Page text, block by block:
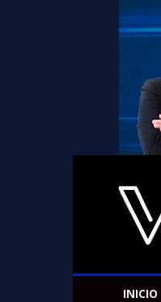
Americano
Victor
INICIO